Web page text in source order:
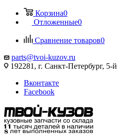
Корзина0
Отложенные0
Сравнение товаров0
parts@tvoi-kuzov.ru
192281, г. Санкт-Петербург,
Вконтакте
Facebook